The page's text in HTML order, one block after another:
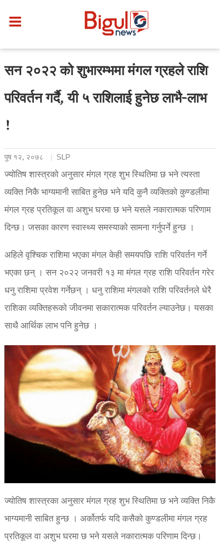
सन २०२२ को शुभारम्भमा मंगल ग्रहले राशि
परिवर्तन गर्दै, यी ५ राशिलाई हुनेछ लाभै-लाभ
!
पुष १२, २०७८ SLP
ज्योतिष शास्त्रको अनुसार मंगल ग्रह शुभ स्थितिमा छ भने त्यस्ता
व्यक्ति निकै भाग्यमानी साबित हुनेछ भने यदि कुनै व्यक्तिको कुण्डलीमा
मंगल ग्रह प्रतिकूल वा अशुभ घरमा छ भने यसले नकारात्मक परिणाम
दिन्छ। जसका कारण स्वास्थ्य समस्याको सामना गर्नुपर्ने हुन्छ ।
अहिले वृश्चिक राशिमा भएका मंगल केही समयपछि राशि परिवर्तन गर्ने
भएका छन् । सन २०२२ जनवरी १३ मा मंगल ग्रह राशि परिवर्तन गरेर
धनु राशिमा प्रवेश गर्नेछन् । धनु राशिमा मंगलको राशि परिवर्तनले धेरै
राशिका व्यक्तिहरूको जीवनमा सकारात्मक परिवर्तन ल्याउनेछ। यसका
साथै आर्थिक लाभ पनि हुनेछ ।
ज्योतिष शास्त्रका अनुसार मंगल ग्रह शुभ स्थितिमा छ भने व्यक्ति निकै
भाग्यमानी साबित हुन्छ । अर्कोतर्फ यदि कसैको कुण्डलीमा मंगल ग्रह
प्रतिकूल वा अशुभ घरमा छ भने यसले नकारात्मक परिणाम दिन्छ।